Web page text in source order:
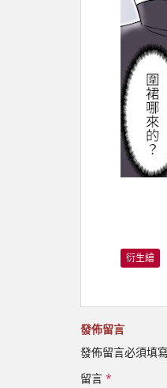
衍生繪
發佈留言
發佈留言必須填
留言 *